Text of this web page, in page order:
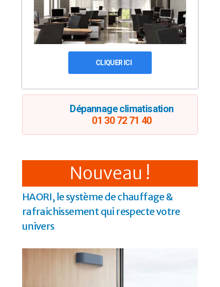
CLIQUER ICI
Dépannage climatisation
01 30 72 71 40
Nouveau !
HAORI, le système de chauffage &
rafraichissement qui respecte votre
univers